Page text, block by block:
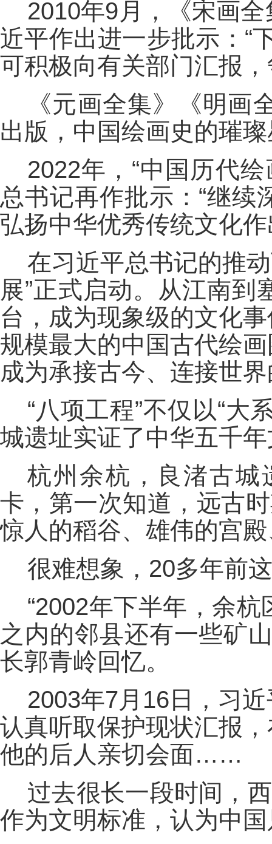
2010年9月，《宋画
近平作出进一步批示：“
可积极向有关部门汇报
《元画全集》《明
出版，中国绘画史的璀
2022年，“中国历代
总书记再作批示：“继续
弘扬中华优秀传统文化
在习近平总书记的推
展”正式启动。从江南
台，成为现象级的文化
规模最大的中国古代绘
成为承接古今、连接世
“八项工程”不仅以“大
城遗址实证了中华五千
杭州余杭，良渚古城
卡，第一次知道，远古
惊人的稻谷、雄伟的宫
很难想象，20多年前
“2002年下半年，余
之内的邻县还有一些矿
长郭青岭回忆。
2003年7月16日，习
认真听取保护现状汇报
他的后人亲切会面……
过去很长一段时间，
作为文明标准，认为中